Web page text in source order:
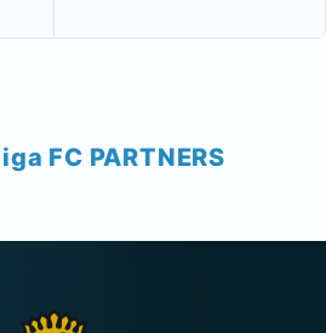
FC PARTNERS